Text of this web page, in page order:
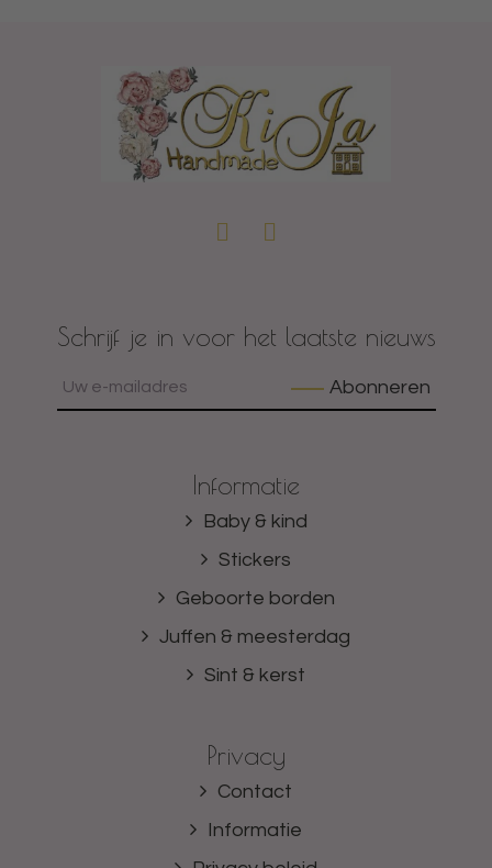
Schrijf je in voor het laatste nieuws
Abonneren
Informatie
Baby & kind
Stickers
Geboorte borden
Juffen & meesterdag
Sint & kerst
Privacy
Contact
Informatie